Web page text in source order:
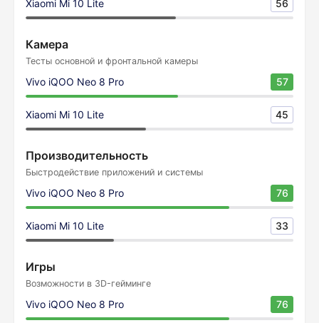
Xiaomi Mi 10 Lite 56
Камера
Тесты основной и фронтальной камеры
Vivo iQOO Neo 8 Pro 57
Xiaomi Mi 10 Lite 45
Производительность
Быстродействие приложений и системы
Vivo iQOO Neo 8 Pro 76
Xiaomi Mi 10 Lite 33
Игры
Возможности в 3D-гейминге
Vivo iQOO Neo 8 Pro 76